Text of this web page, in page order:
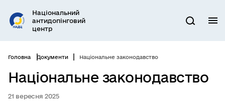
Перейти
до
основного
Національний
антидопінговий
центр
Пошук
Головна Документи Національне законодавство
Національне законодавство
21 вересня 2025